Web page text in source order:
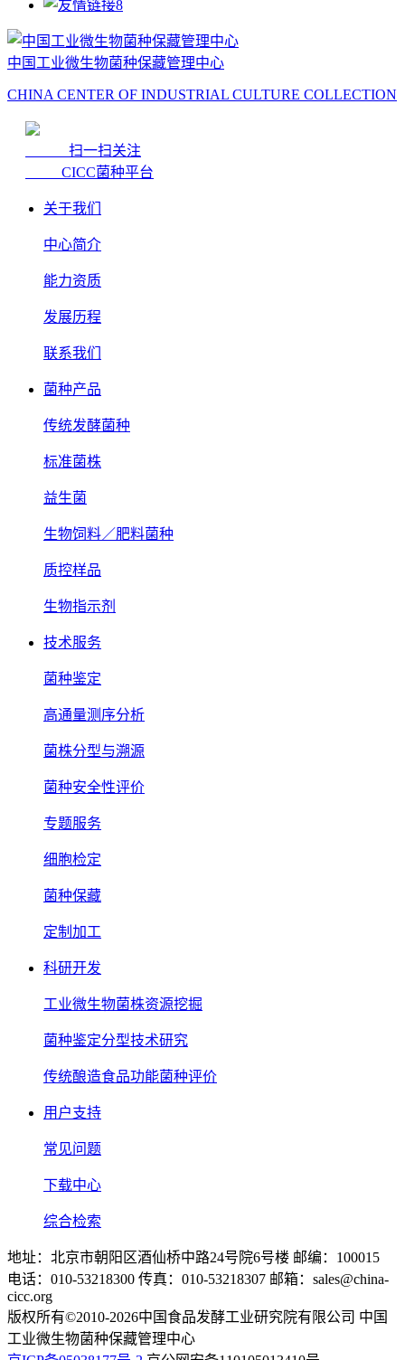
中国工业微生物菌种保藏管理中心
CHINA CENTER OF INDUSTRIAL CULTURE COLLECTION
扫一扫关注
CICC菌种平台
关于我们
中心简介
能力资质
发展历程
联系我们
菌种产品
传统发酵菌种
标准菌株
益生菌
生物饲料／肥料菌种
质控样品
生物指示剂
技术服务
菌种鉴定
高通量测序分析
菌株分型与溯源
菌种安全性评价
专题服务
细胞检定
菌种保藏
定制加工
科研开发
工业微生物菌株资源挖掘
菌种鉴定分型技术研究
传统酿造食品功能菌种评价
用户支持
常见问题
下载中心
综合检索
地址：北京市朝阳区酒仙桥中路24号院6号楼 邮编：100015
电话：010-53218300 传真：010-53218307 邮箱：sales@china-
cicc.org
版权所有©2010-2026中国食品发酵工业研究院有限公司 中国
工业微生物菌种保藏管理中心